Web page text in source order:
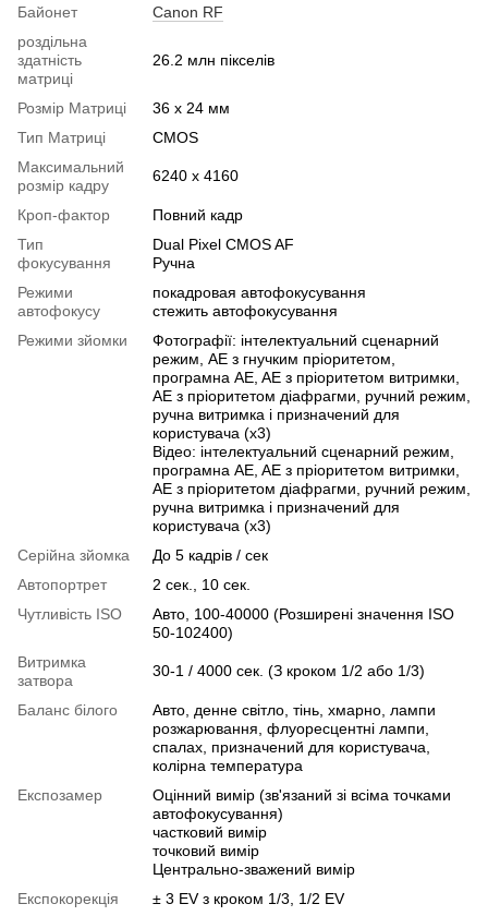
Байонет
Canon RF
роздільна
здатність
матриці
26.2 млн пікселів
Розмір Матриці
36 х 24 мм
Тип Матриці
CMOS
Максимальний
розмір кадру
6240 x 4160
Кроп-фактор
Повний кадр
Тип
фокусування
Dual Pixel CMOS AF
Ручна
Режими
автофокусу
покадровая автофокусування
стежить автофокусування
Режими зйомки
Фотографії: інтелектуальний сценарний
режим, AE з гнучким пріоритетом,
програмна AE, AE з пріоритетом витримки,
AE з пріоритетом діафрагми, ручний режим,
ручна витримка і призначений для
користувача (x3)
Відео: інтелектуальний сценарний режим,
програмна AE, AE з пріоритетом витримки,
AE з пріоритетом діафрагми, ручний режим,
ручна витримка і призначений для
користувача (x3)
Серійна зйомка
До 5 кадрів / сек
Автопортрет
2 сек., 10 сек.
Чутливість ISO
Авто, 100-40000 (Розширені значення ISO
50-102400)
Витримка
затвора
30-1 / 4000 сек. (З кроком 1/2 або 1/3)
Баланс білого
Авто, денне світло, тінь, хмарно, лампи
розжарювання, флуоресцентні лампи,
спалах, призначений для користувача,
колірна температура
Експозамер
Оцінний вимір (зв'язаний зі всіма точками
автофокусування)
частковий вимір
точковий вимір
Центрально-зважений вимір
Експокорекція
± 3 EV з кроком 1/3, 1/2 EV